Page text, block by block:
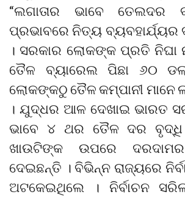
“ଲଗାତାର ଭାବେ ତେଲଦର
ପ୍ରଭାବରେ ନିତ୍ୟ
। ସରକାର ଲୋକଙ୍କ ପ୍ରତି ନିଘା
ତୈଳ ବ୍ୟାରେଲ ପିଛା ୬୦
ଲୋକଙ୍କଠୁ ତୈଳ କମ୍ପାନୀ ମାନେ
। ଯୁଦ୍ଧର ଆଳ ଦେଖାଇ ଭାରତ
ଭାବେ ୪ ଥର ତୈଳ ଦର ବୃଦ୍ଧି
ଖାଉଟିଙ୍କ ଉପରେ
ଦେଇଛନ୍ତି । ବିଭିନ୍ନ ରାଜ୍ୟରେ
ଅଟକେଇଥିଲେ । ନିର୍ବାଚନ